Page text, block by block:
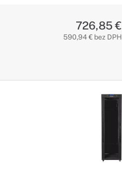
726,85 €
590,94 € bez DPH